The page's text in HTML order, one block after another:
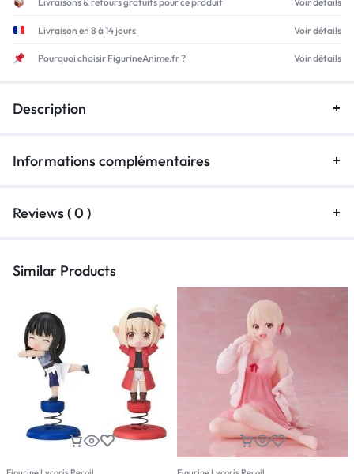
Livraison en 8 à 14 jours Voir détails
Pourquoi choisir FigurineAnime.fr ? Voir détails
Description
Informations complémentaires
Reviews ( 0 )
Similar Products